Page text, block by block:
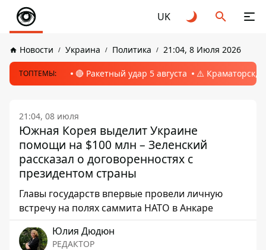
UK
Новости Украина Политика 21:04, 8 Июля 2026
ТОПТЕМЫ: 🔴 Ракетный удар 5 августа ⚠️ Краматорск,
21:04, 08 июля
Южная Корея выделит Украине
помощи на $100 млн – Зеленский
рассказал о договоренностях с
президентом страны
Главы государств впервые провели личную
встречу на полях саммита НАТО в Анкаре
Юлия Дюдюн
РЕДАКТОР